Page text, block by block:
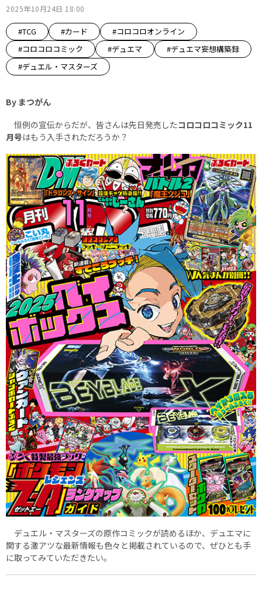
2025年10月24日 18:00
#TCG #カード
#コロコロオンライン
#コロコロコミック
#デュエマ
#デュエマ妄想構築録
#デュエル・マスターズ
By まつがん
恒例の宣伝からだが、皆さんは先日発売したコロコロコミック11
月号はもう入手されただろうか？
デュエル・マスターズの原作コミックが読めるほか、デュエマに
関する激アツな最新情報も色々と掲載されているので、ぜひとも手
に取ってみていただきたい。